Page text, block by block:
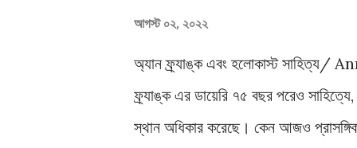
আগস্ট ০২, ২০২২
অ্যান ফ্র্যাঙ্ক এবং হলোকাস্ট
ফ্র্যাঙ্ক এর ডায়েরি ৭৫ বছর পরেও
স্থান অধিকার করেছে। কেন আজও